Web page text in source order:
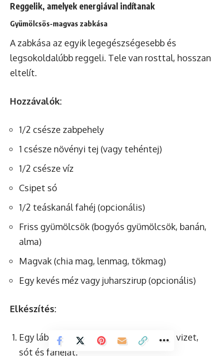
Reggelik, amelyek energiával indítanak
Gyümölcsös-magvas zabkása
A zabkása az egyik legegészségesebb és
legsokoldalúbb reggeli. Tele van rosttal, hosszan
eltelít.
Hozzávalók:
1/2 csésze zabpehely
1 csésze növényi tej (vagy tehéntej)
1/2 csésze víz
Csipet só
1/2 teáskanál fahéj (opcionális)
Friss gyümölcsök (bogyós gyümölcsök, banán,
alma)
Magvak (chia mag, lenmag, tökmag)
Egy kevés méz vagy juharszirup (opcionális)
Elkészítés:
Egy lábasba tegye a zabpelyhet, tejet, vizet,
sót és fahéjat.